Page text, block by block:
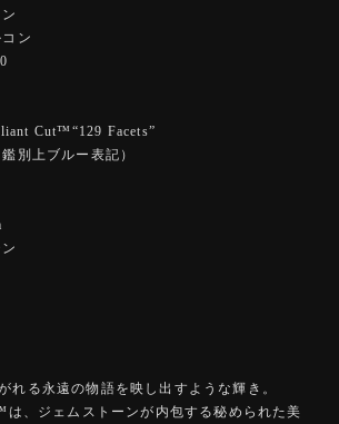
ン
Cut™️“129 Facets”
別上ブルー表記）
れる永遠の物語を映し出すような輝き。
、ジェムストーンが内包する秘められた美